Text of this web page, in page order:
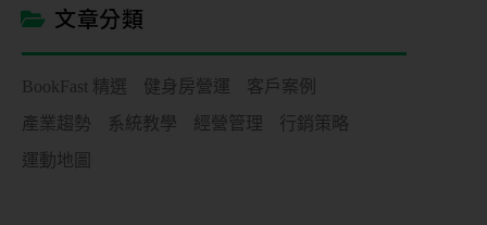
文章分類
BookFast 精選 健身房營運
客戶案例
產業趨勢
系統教學 經營管理
行銷策略
運動地圖